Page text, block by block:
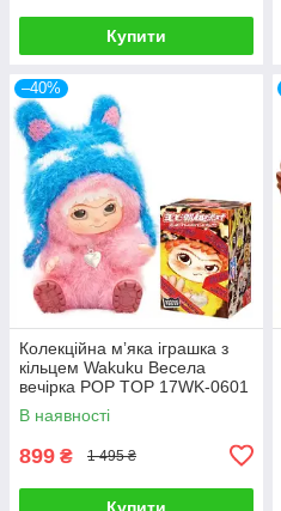
Купити
–40%
Колекційна мʼяка іграшка з
кільцем Wakuku Весела
вечірка POP TOP 17WK-0601
В наявності
899 ₴ 1 495 ₴